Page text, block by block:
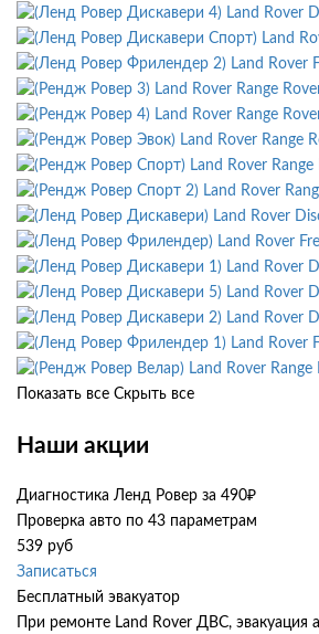
Land Rover
Land
Land Rover
Land Rover Range Rover
Land Rover Range
Land Rover Range
Land Rover
Land Rover
Land Rover
Land Rover
Land Rover
Land Rover
Land Rover
Land Rover
Land Rover Range
Показать все Скрыть все
Наши акции
Диагностика Ленд Ровер за 490₽
Проверка авто по 43 параметрам
539 руб
Записаться
Бесплатный эвакуатор
При ремонте Land Rover ДВС, эвакуация